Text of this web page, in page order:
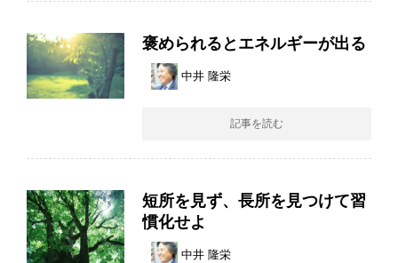
褒められるとエネルギーが出る
中井 隆栄
記事を読む
短所を見ず、長所を見つけて習
慣化せよ
中井 隆栄